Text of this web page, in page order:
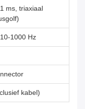
ms, triaxiaal
1000 Hz
kabel)